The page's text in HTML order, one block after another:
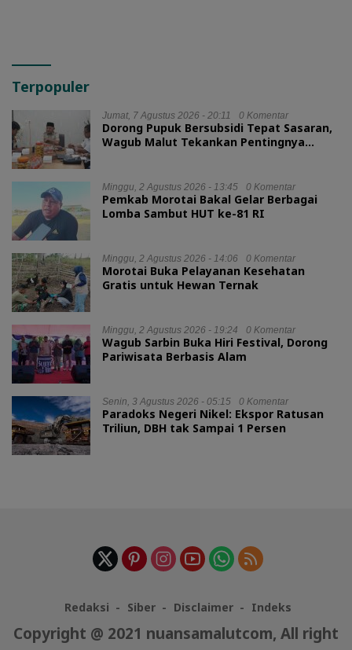
Terpopuler
Jumat, 7 Agustus 2026 - 20:11 0 Komentar
Dorong Pupuk Bersubsidi Tepat Sasaran,
Wagub Malut Tekankan Pentingnya
Minggu, 2 Agustus 2026 - 13:45 0 Komentar
Pemkab Morotai Bakal Gelar Berbagai
Lomba Sambut HUT ke-81 RI
Minggu, 2 Agustus 2026 - 14:06 0 Komentar
Morotai Buka Pelayanan Kesehatan
Gratis untuk Hewan Ternak
Minggu, 2 Agustus 2026 - 19:24 0 Komentar
Wagub Sarbin Buka Hiri Festival, Dorong
Pariwisata Berbasis Alam
Senin, 3 Agustus 2026 - 05:15 0 Komentar
Paradoks Negeri Nikel: Ekspor Ratusan
Triliun, DBH tak Sampai 1 Persen
Redaksi Siber Disclaimer Indeks
Copyright @ 2021 nuansamalutcom, All right